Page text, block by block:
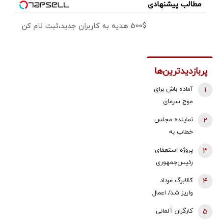
مطالب پیشنهادی
500$ هدیه به کاربران جدید،ثبت نام کن
پربازدیدترین‌ها
آماده باش برای
موج سرمای
1
نماینده مجلس
خطاب به
سخنگو
سخن‌نگو!
2
پروژه استعفای
رئیس‌جمهوری
دوباره روی میز
سعید جلیلی را
3
کالابرگ مرداد
واریز شد/ اعمال
تغییرات جدید
4
کارگران آلمانی
5